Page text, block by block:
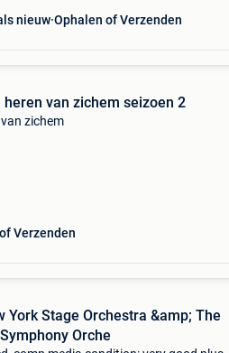
nieuw Ophalen of Verzenden
heren van zichem seizoen 2
zichem
Verzenden
York Stage Orchestra &amp; The
Orche